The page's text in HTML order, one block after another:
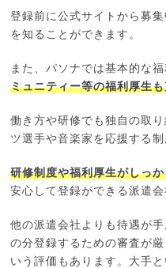
登録前に公式サイトから募
を知ることができます。
また、パソナでは基本的な福
ミュニティー等の福利厚生
働き方や研修でも独自の取
ツ選手や音楽家を応援する制
研修制度や福利厚生がしっ
安心して登録ができる派遣会
他の派遣会社よりも待遇が
の分登録するための審査が
いう評価もあります。大手